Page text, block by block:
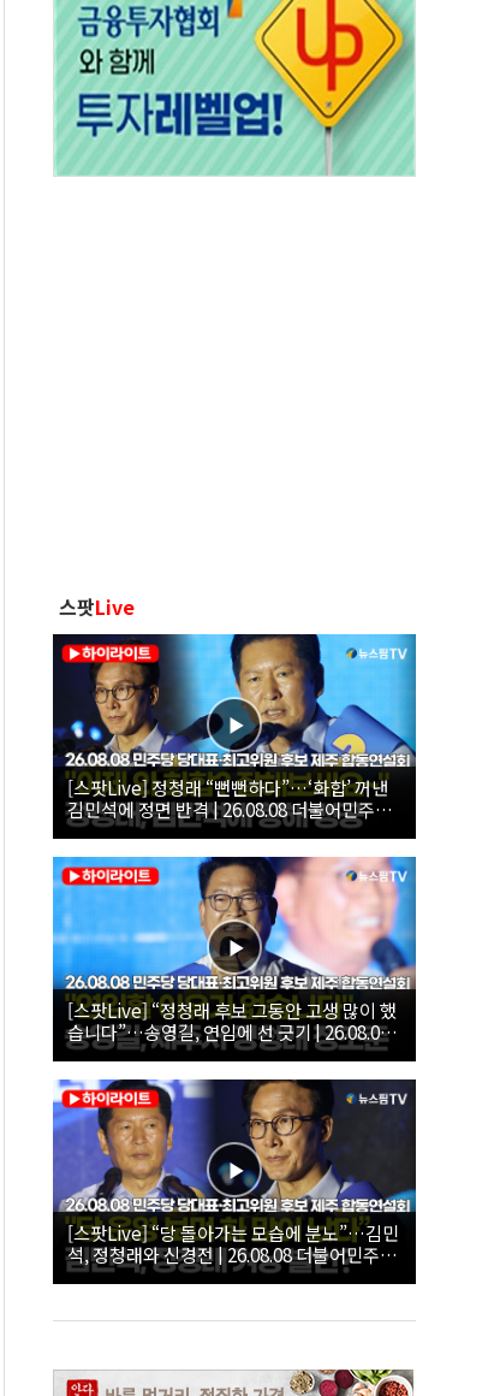
스팟Live
[스팟Live] 정청래 “뻔뻔하다”…‘화합’ 꺼낸
김민석에 정면 반격 | 26.08.08 더불어민주당
당대표·최고위원 후보 제주 합동연설회
[스팟Live] “정청래 후보 그동안 고생 많이 했
습니다”…송영길, 연임에 선 긋기 | 26.08.08
더불어민주당 당대표·최고위원 후보 제주 합
동연설회
[스팟Live] “당 돌아가는 모습에 분노”…김민
석, 정청래와 신경전 | 26.08.08 더불어민주당
당대표·최고위원 후보 제주 합동연설회